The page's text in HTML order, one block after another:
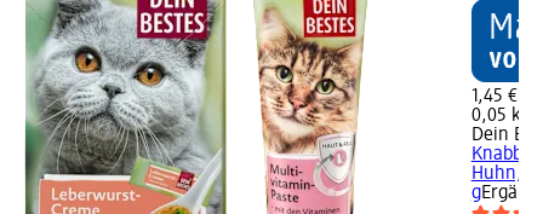
1,45 €
0,05 kg
Dein
Huhn,
g